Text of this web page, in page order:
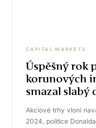
CAPITAL MARKETS
Úspěšný rok
korunových
smazal slabý
Akciové trhy vloni
2024, politice